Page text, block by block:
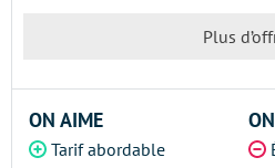
Plus
ON AIME
Tarif abordable